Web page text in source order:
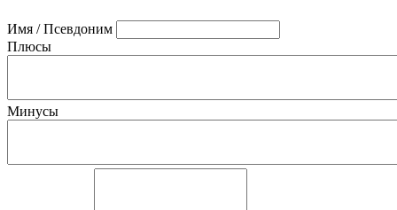
Имя / Псевдоним
Плюсы
Минусы